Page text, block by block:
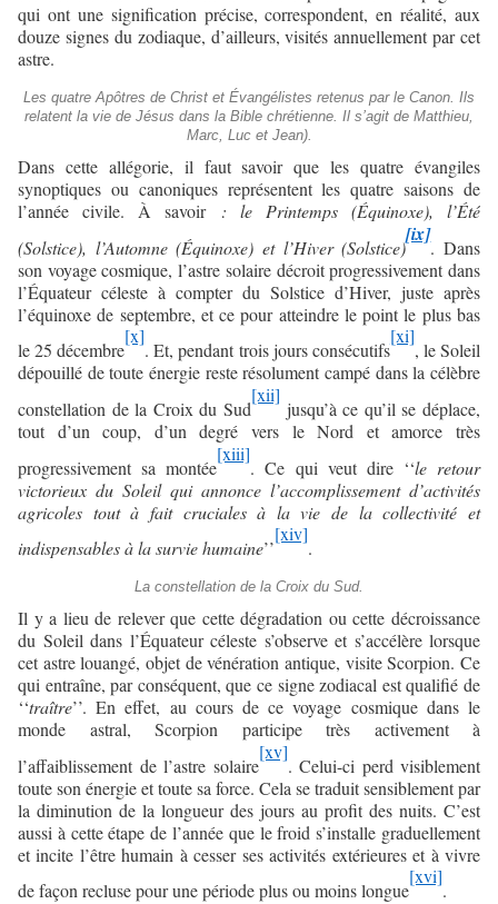
qui ont une signification précise, correspondent, en réalité, aux
douze signes du zodiaque, d’ailleurs, visités annuellement par cet
astre.
Les quatre Apôtres de Christ et Évangélistes retenus par le Canon. Ils
relatent la vie de Jésus dans la Bible chrétienne. Il s’agit de Matthieu,
Marc, Luc et Jean).
Dans cette allégorie, il faut savoir que les quatre évangiles
synoptiques ou canoniques représentent les quatre saisons de
l’année civile. À savoir : le Printemps (Équinoxe), l’Été
(Solstice), l’Automne (Équinoxe) et l’Hiver (Solstice)
[ix]
. Dans
son voyage cosmique, l’astre solaire décroit progressivement dans
l’Équateur céleste à compter du Solstice d’Hiver, juste après
l’équinoxe de septembre, et ce pour atteindre le point le plus bas
le 25 décembre
[x]
. Et, pendant trois jours consécutifs
[xi]
, le Soleil
dépouillé de toute énergie reste résolument campé dans la célèbre
constellation de la Croix du Sud
[xii]
jusqu’à ce qu’il se déplace,
tout d’un coup, d’un degré vers le Nord et amorce très
progressivement sa montée
[xiii]
. Ce qui veut dire ‘‘le retour
victorieux du Soleil qui annonce l’accomplissement d’activités
agricoles tout à fait cruciales à la vie de la collectivité et
indispensables à la survie humaine’’
[xiv]
.
La constellation de la Croix du Sud.
Il y a lieu de relever que cette dégradation ou cette décroissance
du Soleil dans l’Équateur céleste s’observe et s’accélère lorsque
cet astre louangé, objet de vénération antique, visite Scorpion. Ce
qui entraîne, par conséquent, que ce signe zodiacal est qualifié de
‘‘traître’’. En effet, au cours de ce voyage cosmique dans le
monde astral, Scorpion participe très activement à
l’affaiblissement de l’astre solaire
[xv]
. Celui-ci perd visiblement
toute son énergie et toute sa force. Cela se traduit sensiblement par
la diminution de la longueur des jours au profit des nuits. C’est
aussi à cette étape de l’année que le froid s’installe graduellement
et incite l’être humain à cesser ses activités extérieures et à vivre
de façon recluse pour une période plus ou moins longue
[xvi]
.